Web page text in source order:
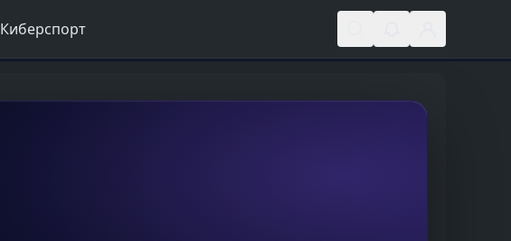
Киберспорт